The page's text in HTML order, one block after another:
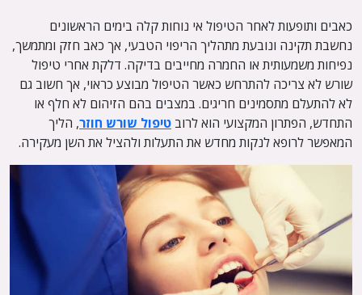
כאבים ותופעות לאחר הטיפול אי נוחות קלה בימים הראשונים
נחשבת תקינה ונובעת מתהליך הריפוי הטבעי, אך כאב חזק ומתמשך,
נפיחות משמעותית או החמרה מחייבים בדיקה. דלקת אחרי טיפול
שורש לא צריכה להתרחש כאשר הטיפול מבוצע כראוי, אך חשוב גם
לא להתעלם מתסמינים חריגים. במצבים בהם הזיהום לא חלף או
התחדש, הפתרון המקצועי הוא לרוב טיפול שורש חוזר, הליך
המאפשר לרופא לנקות מחדש את התעלות ולהציל את השן מעקירה.